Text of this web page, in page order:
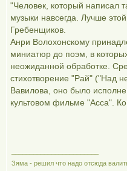
"Человек, который написал
музыки навсегда. Лучше
Гребенщиков.
Анри Волохонскому
миниатюр до поэм, в
неожиданной обработке.
стихотворение "Рай" ("Над
Вавилова, оно было
культовом фильме "Асса".
Зяма - решил что надо отсюда